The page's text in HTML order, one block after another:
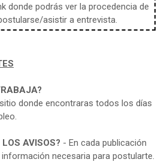
donde podrás ver la procedencia de
asistir a entrevista.
donde encontraras todos los días
AVISOS? - En cada publicación
necesaria para postularte.